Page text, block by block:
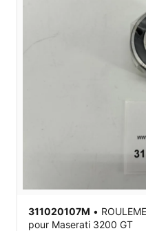
311020107M •
pour Maserati 3200 GT